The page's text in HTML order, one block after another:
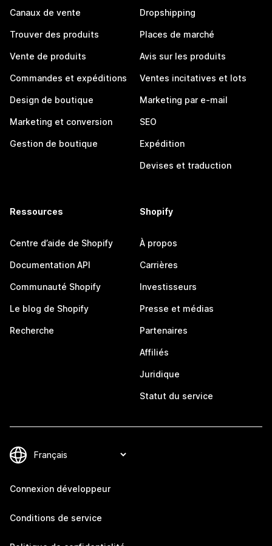
Canaux de vente
Trouver des produits
Vente de produits
Commandes et expéditions
Design de boutique
Marketing et conversion
Gestion de boutique
Dropshipping
Places de marché
Avis sur les produits
Ventes incitatives et lots
Marketing par e-mail
SEO
Expédition
Devises et traduction
Ressources
Centre d’aide de Shopify
Documentation API
Communauté Shopify
Le blog de Shopify
Recherche
Shopify
À propos
Carrières
Investisseurs
Presse et médias
Partenaires
Affiliés
Juridique
Statut du service
Connexion développeur
Conditions de service